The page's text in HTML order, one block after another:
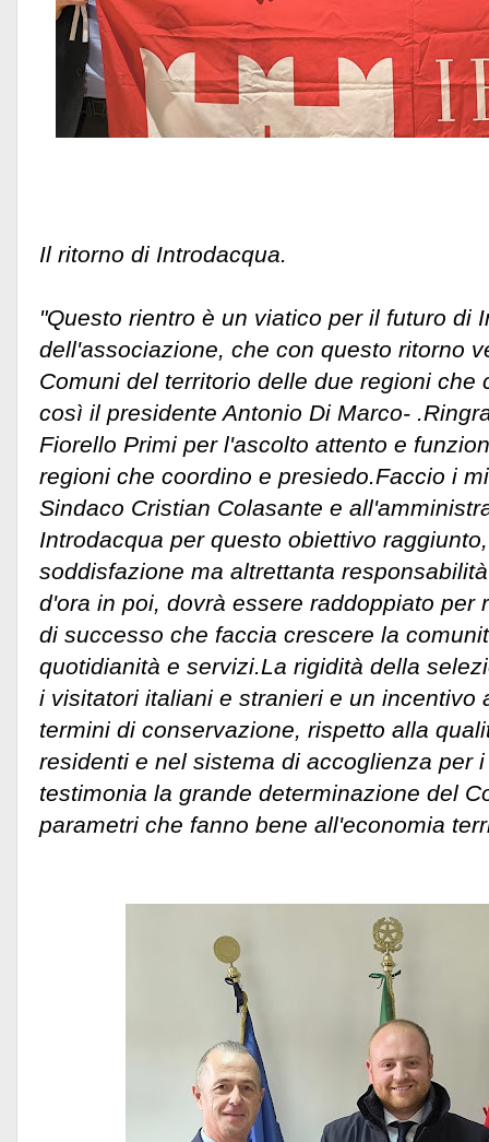
Il ritorno di Introdacqua.
"Questo rientro è un viatico per il futuro di
dell'associazione, che con questo ritorno
Comuni del territorio delle due regioni che
così il presidente Antonio Di Marco-
Fiorello Primi per l'ascolto attento e
regioni che coordino e presiedo.Faccio i
Sindaco Cristian Colasante e
Introdacqua per questo obiettivo
soddisfazione ma altrettanta
d'ora in poi, dovrà essere raddoppiato per
di successo che faccia crescere la
quotidianità e servizi.La rigidità della
i visitatori italiani e stranieri e un incentivo
termini di conservazione, rispetto alla
residenti e nel sistema di accoglienza per
testimonia la grande determinazione del
parametri che fanno bene all'economia